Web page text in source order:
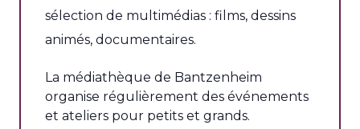
sélection de multimédias : films, dessins
animés, documentaires.
La médiathèque de Bantzenheim
organise régulièrement des événements
et ateliers pour petits et grands.